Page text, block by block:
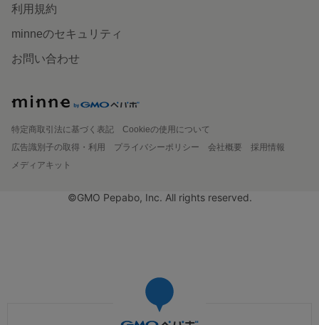
利用規約
minneのセキュリティ
お問い合わせ
特定商取引法に基づく表記
Cookieの使用について
広告識別子の取得・利用
プライバシーポリシー 会社概要
採用情報
メディアキット
©GMO Pepabo, Inc. All rights reserved.